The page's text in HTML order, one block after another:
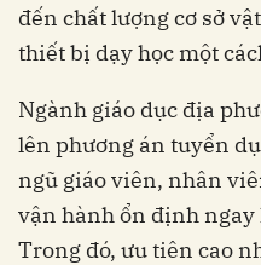
đến chất lượng cơ sở
thiết bị dạy học một
Ngành giáo dục địa
lên phương án tuyển
ngũ giáo viên, nhân
vận hành ổn định
Trong đó, ưu tiên cao